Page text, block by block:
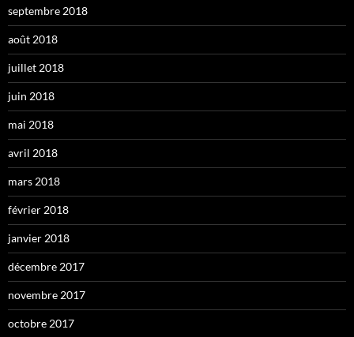
septembre 2018
août 2018
juillet 2018
juin 2018
mai 2018
avril 2018
mars 2018
février 2018
janvier 2018
décembre 2017
novembre 2017
octobre 2017